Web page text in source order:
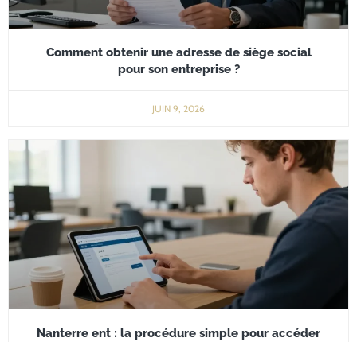
Comment obtenir une adresse de siège social
pour son entreprise ?
JUIN 9, 2026
Nanterre ent : la procédure simple pour accéder